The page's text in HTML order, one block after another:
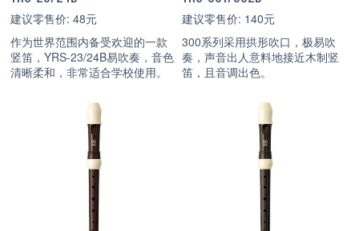
建议零售价: 48元
作为世界范围内备受欢迎的一款
竖笛，YRS-23/24B易吹奏，音色
清晰柔和，非常适合学校使用。
建议零售价: 140元
300系列采用拱形吹口，极易吹
奏，声音出人意料地接近木制竖
笛，且音调出色。